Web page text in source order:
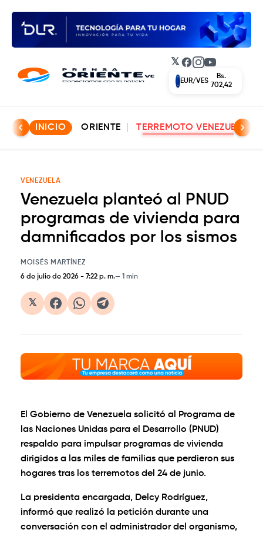
𝕏 Facebook
Instagram
YouTube
EUR/VES
Bs.
702,42
INICIO ORIENTE TERREMOTO VENEZUELA
VENEZUELA
Venezuela planteó al PNUD
programas de vivienda para
damnificados por los sismos
MOISÉS MARTÍNEZ
6 de julio de 2026 - 7:22 p. m. 1 min
𝕏
El Gobierno de Venezuela solicitó al Programa de
las Naciones Unidas para el Desarrollo (PNUD)
respaldo para impulsar programas de vivienda
dirigidos a las miles de familias que perdieron sus
hogares tras los terremotos del 24 de junio.
La presidenta encargada, Delcy Rodríguez,
informó que realizó la petición durante una
conversación con el administrador del organismo,